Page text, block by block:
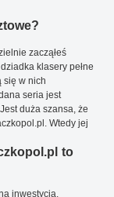
zacząłeś
klasery pełne
się w nich
seria jest
duża szansa, że
Wtedy jej
to
inwestycją.